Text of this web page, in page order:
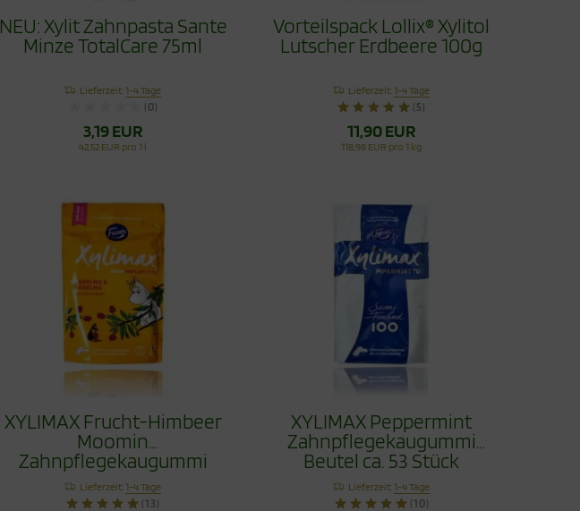
NEU: Xylit Zahnpasta Sante
Minze TotalCare 75ml
Lieferzeit:1-4 Tage
(0)
3,19 EUR
42,52 EUR pro 1 l
Vorteilspack Lollix® Xylitol
Lutscher Erdbeere 100g
Lieferzeit:1-4 Tage
(5)
11,90 EUR
118,98 EUR pro 1 kg
XYLIMAX Frucht-Himbeer
Moomin
Zahnpflegekaugummi
100g
Lieferzeit:1-4 Tage
(13)
XYLIMAX Peppermint
Zahnpflegekaugummi
Beutel ca. 53 Stück
Lieferzeit:1-4 Tage
(10)